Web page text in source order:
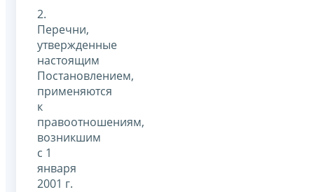
2.
Перечни,
утвержденные
настоящим
Постановлением,
применяются
к
правоотношениям,
возникшим
с 1
января
2001 г.